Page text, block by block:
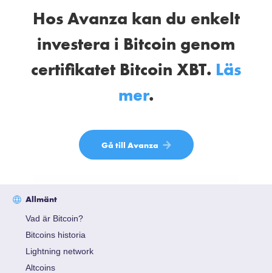
Hos Avanza kan du enkelt
investera i Bitcoin genom
certifikatet Bitcoin XBT. Läs
mer.
Gå till Avanza
Allmänt
Vad är Bitcoin?
Bitcoins historia
Lightning network
Altcoins